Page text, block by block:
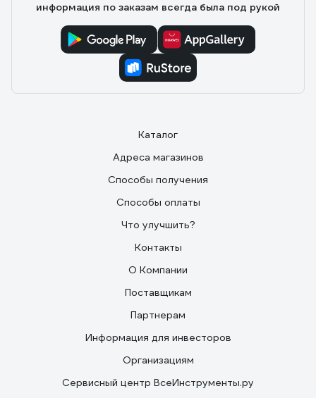
информация по заказам всегда была под рукой
Каталог
Адреса магазинов
Способы получения
Способы оплаты
Что улучшить?
Контакты
О Компании
Поставщикам
Партнерам
Информация для инвесторов
Организациям
Сервисный центр ВсеИнструменты.ру